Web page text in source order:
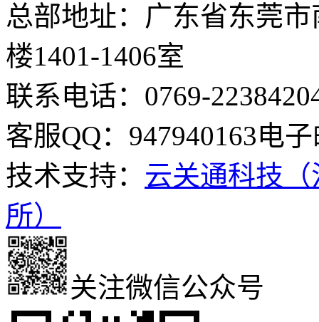
总部地址：广东省东莞
楼1401-1406室
联系电话：0769-
客服QQ：947940163电子
技术支持： 云关通科技
所）
关注微信公众号